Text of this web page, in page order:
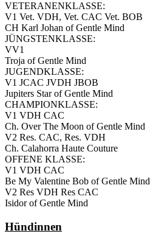
VETERANENKLASSE:
V1 Vet. VDH, Vet. CAC Vet. BOB
CH Karl Johan of Gentle Mind
JÜNGSTENKLASSE:
VV1
Troja of Gentle Mind
JUGENDKLASSE:
V1 JCAC JVDH JBOB
Jupiters Star of Gentle Mind
CHAMPIONKLASSE:
V1 VDH CAC
Ch. Over The Moon of Gentle Mind
V2 Res. CAC, Res. VDH
Ch. Calahorra Haute Couture
OFFENE KLASSE:
V1 VDH CAC
Be My Valentine Bob of Gentle Mind
V2 Res VDH Res CAC
Isidor of Gentle Mind
Hündinnen